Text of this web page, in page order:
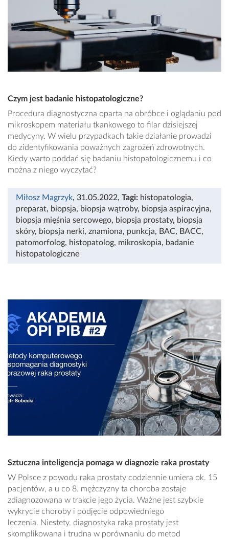
Czym jest badanie histopatologiczne?
Procedura diagnostyczna oparta na obróbce i oglądaniu pod
mikroskopem materiału tkankowego to filar dzisiejszej
medycyny. W wielu przypadkach takie działanie prowadzi
do zidentyfikowania poważnych zagrożeń zdrowotnych.
Kiedy warto poddać się badaniu histopatologicznemu i co
można z niego wyczytać?
Miłosz Magrzyk, 31.05.2022, Tagi: histopatologia,
preparat, biopsja, biopsja wątroby, biopsja aspiracyjna,
biopsja mięśnia sercowego, biopsja prostaty, biopsja
skóry, biopsja nerki, znamiona, punkcja, BAC, BACC,
patomorfolog, histopatolog, mikroskopia, badanie
histopatologiczne
Sztuczna inteligencja pomaga w diagnozie raka prostaty
W Polsce z powodu raka prostaty codziennie umiera ok. 15
pacjentów, a u co 8. mężczyzny ta choroba zostaje
zdiagnozowana w trakcie jego życia. Ważne jest szybkie
wykrycie choroby i podjęcie odpowiedniego
leczenia. Niestety, diagnostyka raka prostaty jest
skomplikowana i trudna w porównaniu do metod